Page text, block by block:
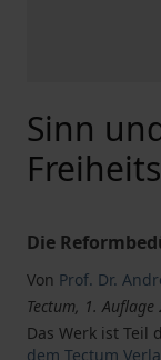
Sinn
Die
Von Prof. Dr.
Tectum, 1.
Das Werk ist Teil
dem Tectum